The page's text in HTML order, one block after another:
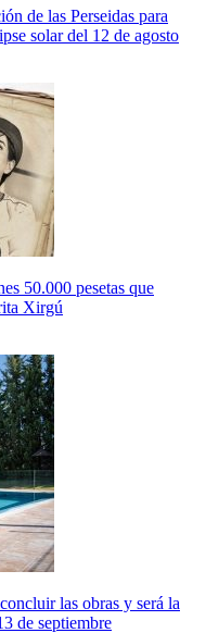
de las Perseidas para
solar del 12 de agosto
50.000 pesetas que
Xirgú
las obras y será la
de septiembre